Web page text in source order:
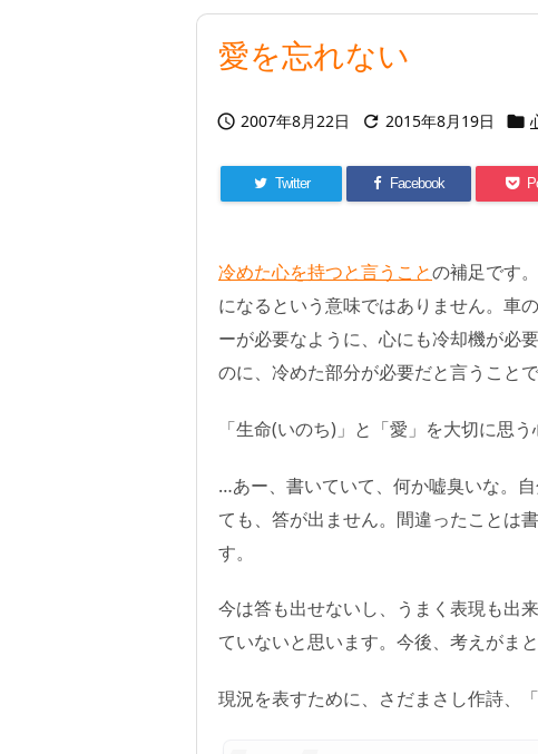
愛を忘れない
 2007年8月22日  2015年8月19日 
Twitter Facebook
冷めた心を持つと言うことの補足です
になるという意味ではありません。車
ーが必要なように、心にも冷却機が必
のに、冷めた部分が必要だと言うことで
「生命(いのち)」と「愛」を大切に思
…あー、書いていて、何か嘘臭いな。
ても、答が出ません。間違ったことは
す。
今は答も出せないし、うまく表現も出
ていないと思います。今後、考えがま
現況を表すために、さだまさし作詩、